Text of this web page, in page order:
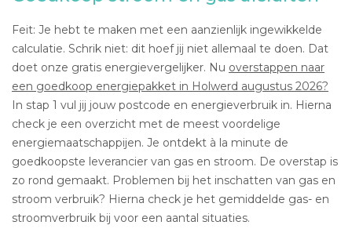
Feit: Je hebt te maken met een aanzienlijk ingewikkelde
calculatie. Schrik niet: dit hoef jij niet allemaal te doen. Dat
doet onze gratis energievergelijker. Nu overstappen naar
een goedkoop energiepakket in Holwerd augustus 2026?
In stap 1 vul jij jouw postcode en energieverbruik in. Hierna
check je een overzicht met de meest voordelige
energiemaatschappijen. Je ontdekt à la minute de
goedkoopste leverancier van gas en stroom. De overstap is
zo rond gemaakt. Problemen bij het inschatten van gas en
stroom verbruik? Hierna check je het gemiddelde gas- en
stroomverbruik bij voor een aantal situaties.